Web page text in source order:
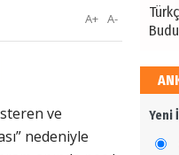
A-
A+
ve
nedeniyle
Yeni